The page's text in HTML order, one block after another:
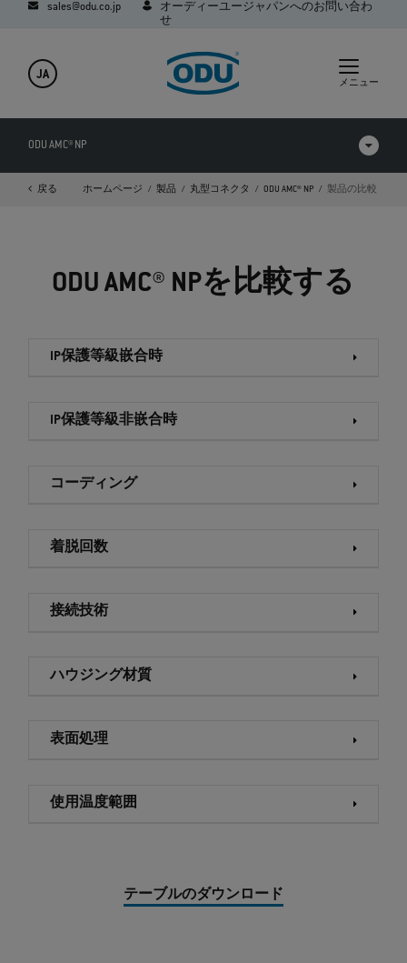
sales@odu.co.jp
オーディーユージャパンへのお問い合わ
せ
JA
メニュー
ODU AMC® NP
製品の比較
ダウンロード
戻る ホームページ 製品 丸型コネクタ ODU AMC® NP 製品の比較
ODU AMC® NPを比較する
IP保護等級嵌合時
IP保護等級非嵌合時
コーディング
着脱回数
接続技術
ハウジング材質
表面処理
使用温度範囲
テーブルのダウンロード